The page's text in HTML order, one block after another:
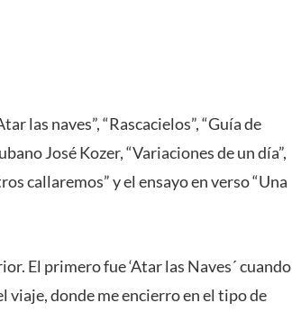
las naves”, “Rascacielos”, “Guía de
José Kozer, “Variaciones de un día”,
callaremos” y el ensayo en verso “Una
El primero fue ‘Atar las Naves´ cuando
viaje, donde me encierro en el tipo de